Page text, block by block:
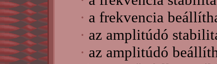
· a frekvencia
· az amplitúdó
· az amplitúdó